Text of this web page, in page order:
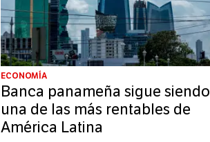
ECONOMÍA
Banca panameña sigue siendo
una de las más rentables de
América Latina